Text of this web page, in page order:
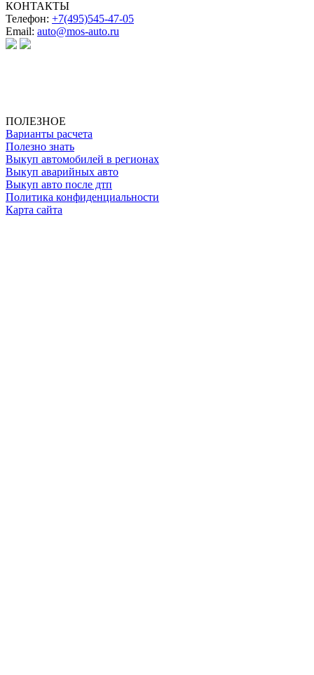
КОНТАКТЫ
Телефон: +7(495)545-47-05
Email: auto@mos-auto.ru
ПОЛЕЗНОЕ
Варианты расчета
Полезно знать
Выкуп автомобилей в регионах
Выкуп аварийных авто
Выкуп авто после дтп
Политика конфиденциальности
Карта сайта